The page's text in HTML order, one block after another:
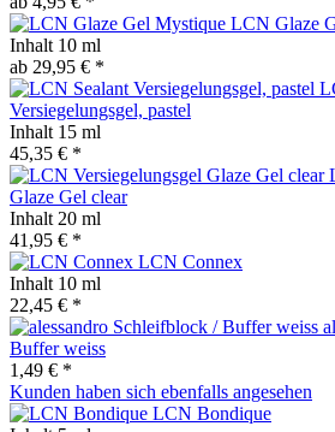
LCN Glaze
Inhalt 10 ml
ab 29,95 € *
Versiegelungsgel, pastel
Inhalt 15 ml
45,35 € *
Glaze Gel clear
Inhalt 20 ml
41,95 € *
LCN Connex
Inhalt 10 ml
22,45 € *
Buffer weiss
1,49 € *
Kunden haben sich ebenfalls angesehen
LCN Bondique